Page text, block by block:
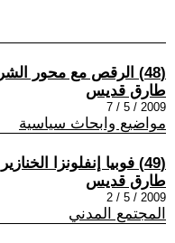
(48) الرقص مع محور الشر
طارق قديس
2009 / 5 / 7
مواضيع وابحاث سياسية
(49) فوبيا إنفلونزا الخنازير
طارق قديس
2009 / 5 / 2
المجتمع المدني